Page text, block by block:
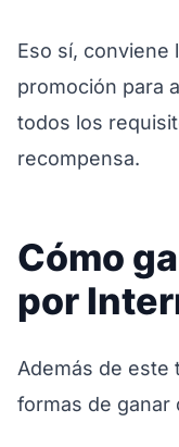
Eso sí, conviene
promoción para
todos los
recompensa.
Cómo
por
Además de este
formas de ganar